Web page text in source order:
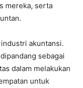
mereka, serta
akuntansi.
sebagai
dalam melakukan
untuk